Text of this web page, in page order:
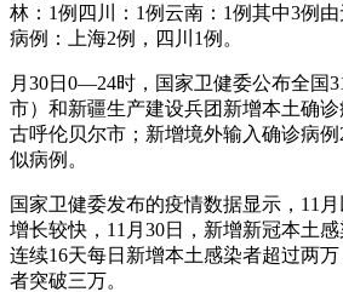
林：1例四川：1例云南：1例其中3例
病例：上海2例，四川1例。
月30日0—24时，国家卫健委公布全国
市）和新疆生产建设兵团新增本土确
古呼伦贝尔市；新增境外输入确诊病
似病例。
国家卫健委发布的疫情数据显示，11
增长较快，11月30日，新增新冠本土
连续16天每日新增本土感染者超过两
者突破三万。